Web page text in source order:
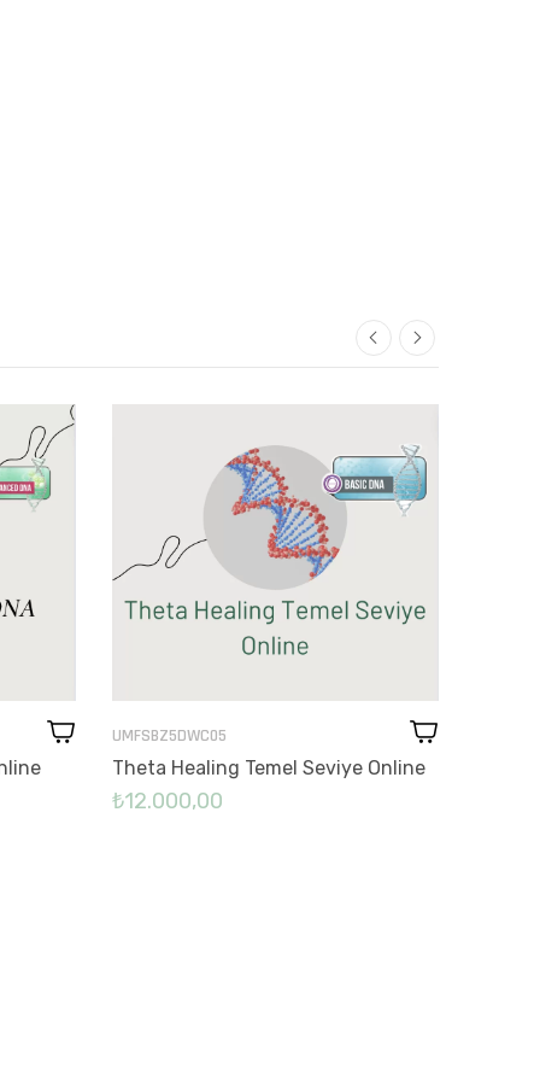
UMFSBZ5DWC05
Theta Healing Temel Seviye Online
₺12.000,00